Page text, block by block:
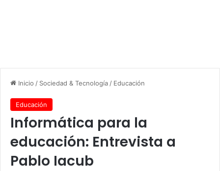
Inicio / Sociedad & Tecnología / Educación
Educación
Informática para la
educación: Entrevista a
Pablo Iacub